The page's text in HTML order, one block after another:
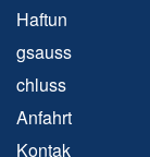
Haftun
gsauss
chluss
Anfahrt
Kontak